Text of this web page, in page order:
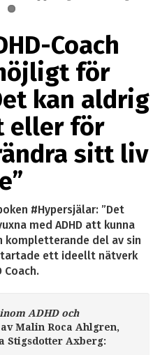
Coach
för
kan aldrig
eller för
sitt liv
#Hypersjälar: ”Det
med ADHD att kunna
kompletterande del av sin
ett ideellt nätverk
Coach.
ADHD och
Malin Roca Ahlgren,
Stigsdotter Axberg: